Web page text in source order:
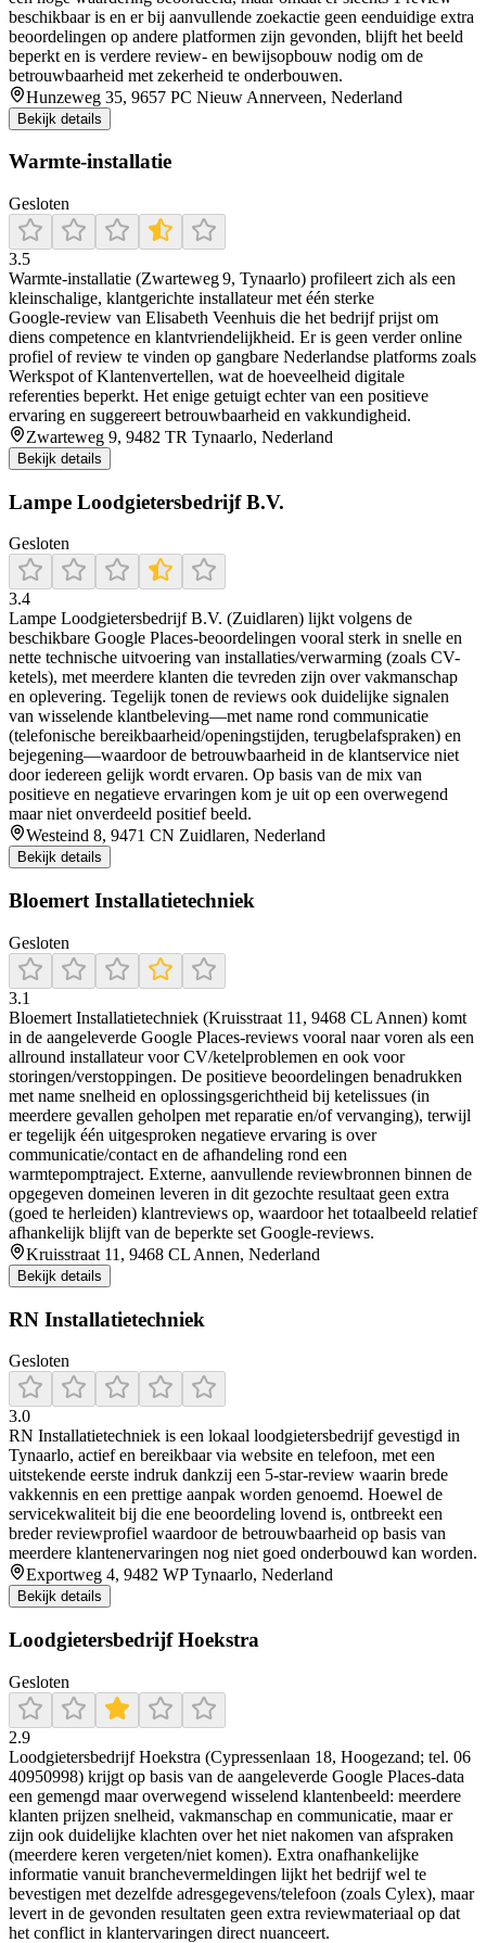
beschikbaar is en er bij aanvullende zoekactie geen eenduidige extra
beoordelingen op andere platformen zijn gevonden, blijft het beeld
beperkt en is verdere review- en bewijsopbouw nodig om de
betrouwbaarheid met zekerheid te onderbouwen.
Hunzeweg 35, 9657 PC Nieuw Annerveen, Nederland
Bekijk details
Warmte-installatie
Gesloten
3.5
Warmte‑installatie (Zwarteweg 9, Tynaarlo) profileert zich als een
kleinschalige, klantgerichte installateur met één sterke
Google‑review van Elisabeth Veenhuis die het bedrijf prijst om
diens competence en klantvriendelijkheid. Er is geen verder online
profiel of review te vinden op gangbare Nederlandse platforms zoals
Werkspot of Klantenvertellen, wat de hoeveelheid digitale
referenties beperkt. Het enige getuigt echter van een positieve
ervaring en suggereert betrouwbaarheid en vakkundigheid.
Zwarteweg 9, 9482 TR Tynaarlo, Nederland
Bekijk details
Lampe Loodgietersbedrijf B.V.
Gesloten
3.4
Lampe Loodgietersbedrijf B.V. (Zuidlaren) lijkt volgens de
beschikbare Google Places-beoordelingen vooral sterk in snelle en
nette technische uitvoering van installaties/verwarming (zoals CV-
ketels), met meerdere klanten die tevreden zijn over vakmanschap
en oplevering. Tegelijk tonen de reviews ook duidelijke signalen
van wisselende klantbeleving—met name rond communicatie
(telefonische bereikbaarheid/openingstijden, terugbelafspraken) en
bejegening—waardoor de betrouwbaarheid in de klantservice niet
door iedereen gelijk wordt ervaren. Op basis van de mix van
positieve en negatieve ervaringen kom je uit op een overwegend
maar niet onverdeeld positief beeld.
Westeind 8, 9471 CN Zuidlaren, Nederland
Bekijk details
Bloemert Installatietechniek
Gesloten
3.1
Bloemert Installatietechniek (Kruisstraat 11, 9468 CL Annen) komt
in de aangeleverde Google Places-reviews vooral naar voren als een
allround installateur voor CV/ketelproblemen en ook voor
storingen/verstoppingen. De positieve beoordelingen benadrukken
met name snelheid en oplossingsgerichtheid bij ketelissues (in
meerdere gevallen geholpen met reparatie en/of vervanging), terwijl
er tegelijk één uitgesproken negatieve ervaring is over
communicatie/contact en de afhandeling rond een
warmtepomptraject. Externe, aanvullende reviewbronnen binnen de
opgegeven domeinen leveren in dit gezochte resultaat geen extra
(goed te herleiden) klantreviews op, waardoor het totaalbeeld relatief
afhankelijk blijft van de beperkte set Google-reviews.
Kruisstraat 11, 9468 CL Annen, Nederland
Bekijk details
RN Installatietechniek
Gesloten
3.0
RN Installatietechniek is een lokaal loodgietersbedrijf gevestigd in
Tynaarlo, actief en bereikbaar via website en telefoon, met een
uitstekende eerste indruk dankzij een 5‑star-review waarin brede
vakkennis en een prettige aanpak worden genoemd. Hoewel de
servicekwaliteit bij die ene beoordeling lovend is, ontbreekt een
breder reviewprofiel waardoor de betrouwbaarheid op basis van
meerdere klantenervaringen nog niet goed onderbouwd kan worden.
Exportweg 4, 9482 WP Tynaarlo, Nederland
Bekijk details
Loodgietersbedrijf Hoekstra
Gesloten
2.9
Loodgietersbedrijf Hoekstra (Cypressenlaan 18, Hoogezand; tel. 06
40950998) krijgt op basis van de aangeleverde Google Places-data
een gemengd maar overwegend wisselend klantenbeeld: meerdere
klanten prijzen snelheid, vakmanschap en communicatie, maar er
zijn ook duidelijke klachten over het niet nakomen van afspraken
(meerdere keren vergeten/niet komen). Extra onafhankelijke
informatie vanuit branchevermeldingen lijkt het bedrijf wel te
bevestigen met dezelfde adresgegevens/telefoon (zoals Cylex), maar
levert in de gevonden resultaten geen extra reviewmateriaal op dat
het conflict in klantervaringen direct nuanceert.